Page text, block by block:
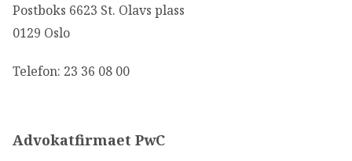
Postboks 6623 St. Olavs plass
0129 Oslo
Telefon: 23 36 08 00
Advokatfirmaet PwC